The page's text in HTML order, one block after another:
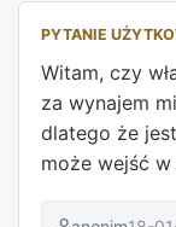
PYTANIE
Witam, czy
za wynajem
dlatego że
może wejść